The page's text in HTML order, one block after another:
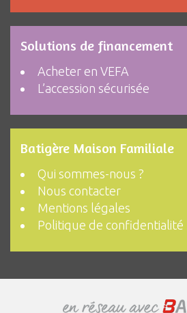
Solutions de financement
Acheter en VEFA
L’accession sécurisée
Batigère Maison Familiale
Qui sommes-nous ?
Nous contacter
Mentions légales
Politique de confidentialité